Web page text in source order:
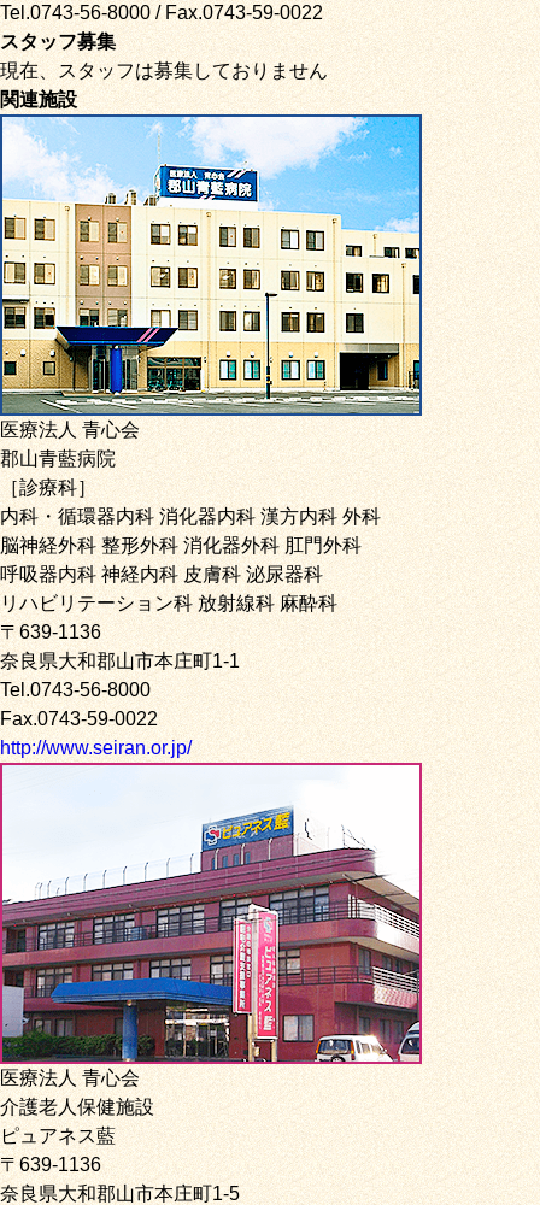
Tel.0743-56-8000 / Fax.0743-59-0022
スタッフ募集
現在、スタッフは募集しておりません
関連施設
医療法人 青心会
郡山青藍病院
［診療科］
内科・循環器内科 消化器内科 漢方内科 外科
脳神経外科 整形外科 消化器外科 肛門外科
呼吸器内科 神経内科 皮膚科 泌尿器科
リハビリテーション科 放射線科 麻酔科
〒639-1136
奈良県大和郡山市本庄町1-1
Tel.0743-56-8000
Fax.0743-59-0022
http://www.seiran.or.jp/
医療法人 青心会
介護老人保健施設
ピュアネス藍
〒639-1136
奈良県大和郡山市本庄町1-5